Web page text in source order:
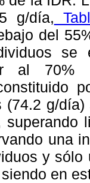
g/día,
del
se
al
(74.2 g/
una
y
en